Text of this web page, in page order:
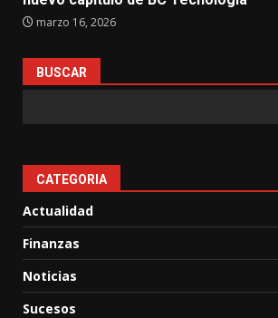
marzo 16, 2026
BUSCAR
CATEGORIA
Actualidad
Finanzas
Noticias
Sucesos